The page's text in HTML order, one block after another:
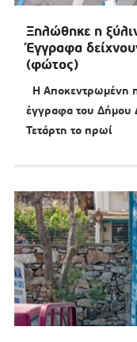
Ξηλώθηκε η
Έγγραφα
(φώτος)
Η Αποκεντρωμένη
έγγραφα του Δήμου
Τετάρτη το πρωί